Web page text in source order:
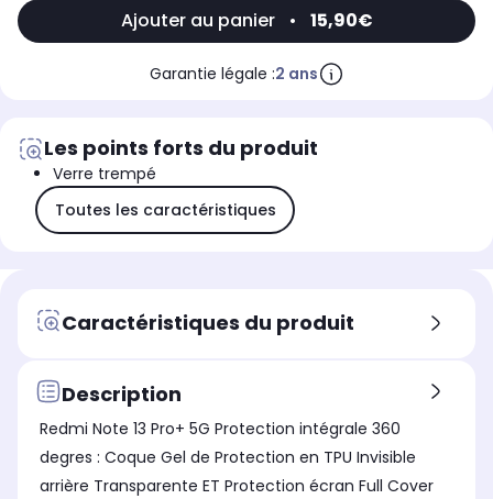
Ajouter au panier • 15,90€
Garantie légale :2 ans
Les points forts du produit
Verre trempé
Toutes les caractéristiques
Caractéristiques du produit
Description
Redmi Note 13 Pro+ 5G Protection intégrale 360
degres : Coque Gel de Protection en TPU Invisible
arrière Transparente ET Protection écran Full Cover